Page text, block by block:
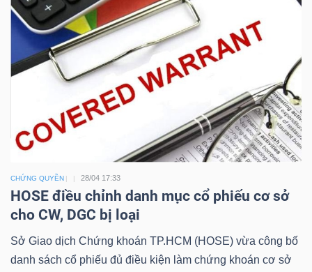
CHỨNG QUYỀN 28/04 17:33
HOSE điều chỉnh danh mục cổ phiếu cơ sở
cho CW, DGC bị loại
Sở Giao dịch Chứng khoán TP.HCM (HOSE) vừa công bố
danh sách cổ phiếu đủ điều kiện làm chứng khoán cơ sở
tư